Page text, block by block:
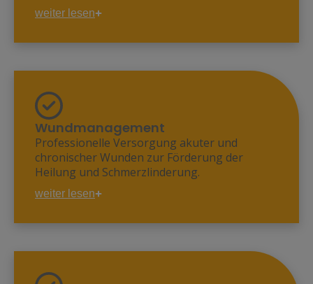
Unterstützung beim Duschen
Hautpflege
Betten & Lagern
weiter lesen
Wundmanagement
Professionelle Versorgung akuter und
chronischer Wunden zur Förderung der
Heilung und Schmerzlinderung.
moderne Wundversorgung durch
Vakuumtherapie
weiter lesen